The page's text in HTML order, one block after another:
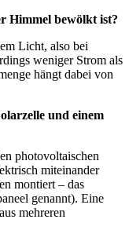
Himmel bewölkt ist?
Licht, also bei
weniger Strom als
hängt dabei von
und einem
photovoltaischen
miteinander
montiert – das
genannt). Eine
mehreren